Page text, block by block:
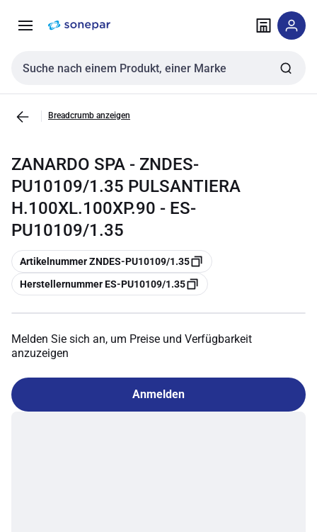
NavigationInhalt
Sucheingabe
Breadcrumb anzeigen
ZANARDO SPA - ZNDES-
PU10109/1.35 PULSANTIERA
H.100XL.100XP.90 - ES-
PU10109/1.35
Kopieren
Artikelnummer ZNDES-PU10109/1.35
Kopieren
Herstellernummer ES-PU10109/1.35
Melden Sie sich an, um Preise und Verfügbarkeit
anzuzeigen
Anmelden